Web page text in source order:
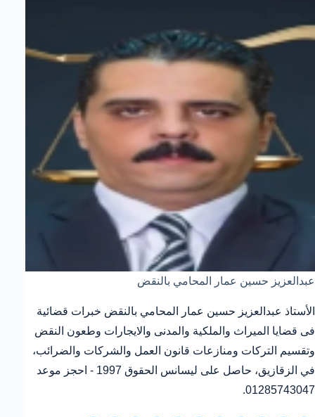
عبدالعزيز حسين عمار المحامي بالنقض
الأستاذ عبدالعزيز حسين عمار المحامي بالنقض خبرات قضائية
فى قضايا الميراث والملكية والمدنى والايجارات وطعون النقض
وتقسيم التركات ومنازعات قانون العمل والشركات والضرائب،
في الزقازيق، حاصل على ليسانس الحقوق 1997 - احجز موعد
01285743047.